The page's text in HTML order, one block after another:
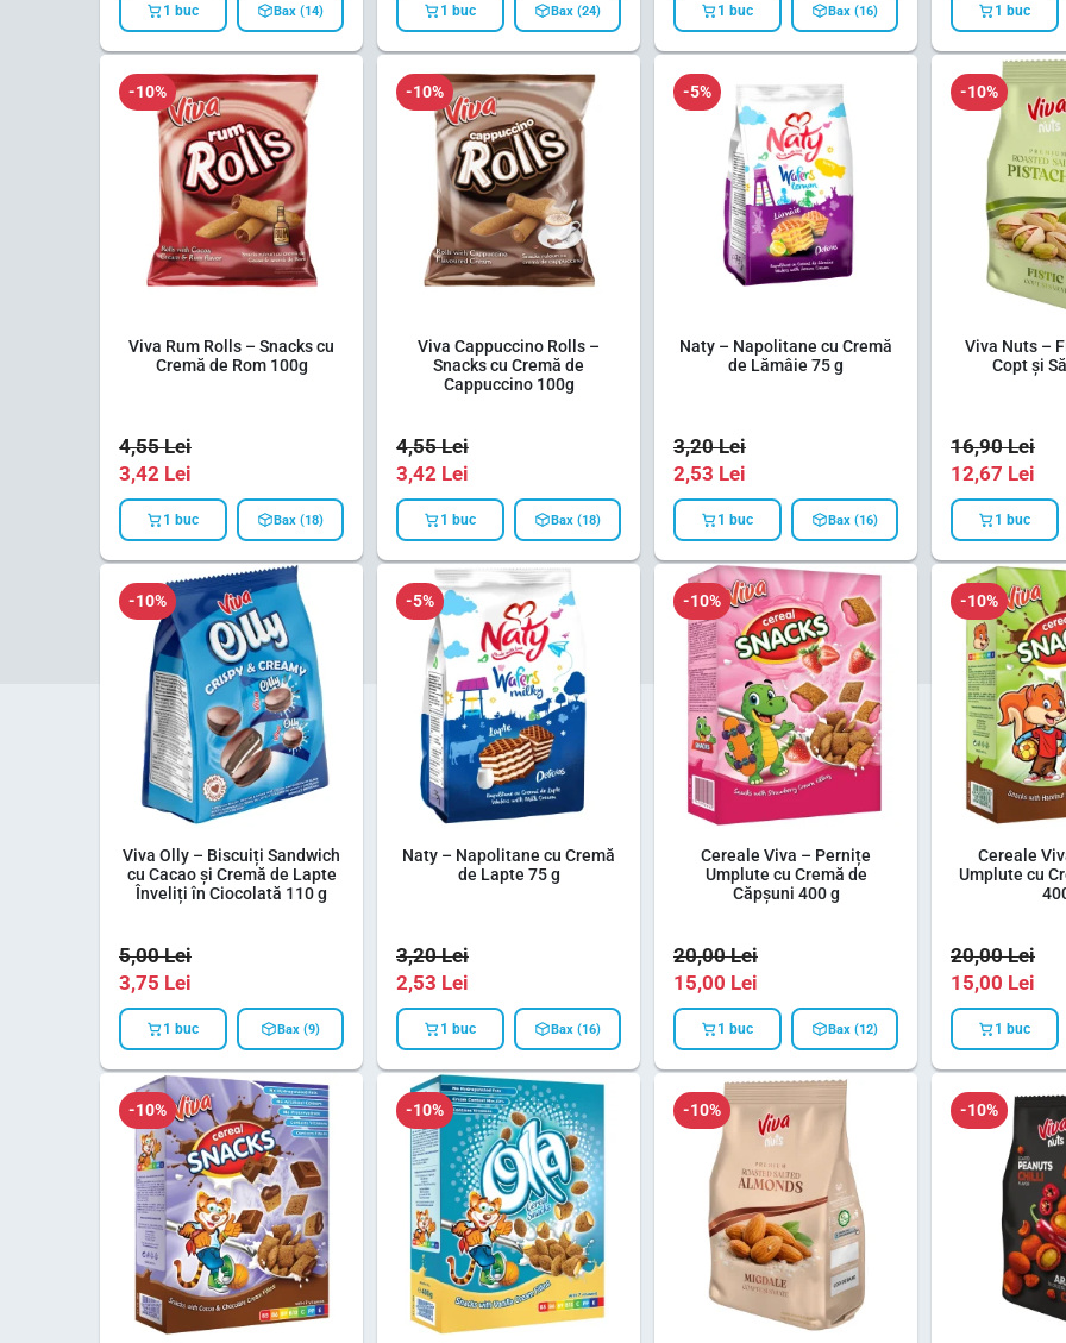
1 buc Bax (14) 1 buc Bax (24) 1 buc Bax (16) 1 buc
-10%
Viva Rum Rolls – Snacks cu
Cremă de Rom 100g
4,55Lei
3,42 Lei
1 buc Bax (18)
-10%
Viva Cappuccino Rolls –
Snacks cu Cremă de
Cappuccino 100g
4,55Lei
3,42 Lei
1 buc Bax (18)
-5%
Naty – Napolitane cu Cremă
de Lămâie 75 g
3,20Lei
2,53 Lei
1 buc Bax (16)
-10%
Viva Nuts –
Copt și
16,90Lei
12,67 Lei
1 buc
-10%
Viva Olly – Biscuiți Sandwich
cu Cacao și Cremă de Lapte
Înveliți în Ciocolată 110 g
5,00Lei
3,75 Lei
1 buc Bax (9)
-5%
Naty – Napolitane cu Cremă
de Lapte 75 g
3,20Lei
2,53 Lei
1 buc Bax (16)
-10%
Cereale Viva – Pernițe
Umplute cu Cremă de
Căpșuni 400 g
20,00Lei
15,00 Lei
1 buc Bax (12)
-10%
Cereale
Umplute cu
20,00Lei
15,00 Lei
1 buc
-10% -10% -10% -10%